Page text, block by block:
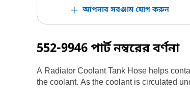
আপনার সরঞ্জাম যোগ করুন
552-9946পার্ট নম্বরের বর্ণনা
A Radiator Coolant Tank Hose helps
the coolant. As the coolant is circulated